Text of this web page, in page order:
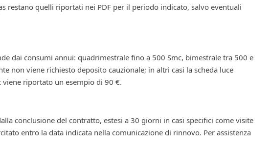
restano quelli riportati nei PDF per il periodo indicato, salvo eventuali
dai consumi annui: quadrimestrale fino a 500 Smc, bimestrale tra 500 e
non viene richiesto deposito cauzionale; in altri casi la scheda luce
riportato un esempio di 90 €.
conclusione del contratto, estesi a 30 giorni in casi specifici come visite
entro la data indicata nella comunicazione di rinnovo. Per assistenza